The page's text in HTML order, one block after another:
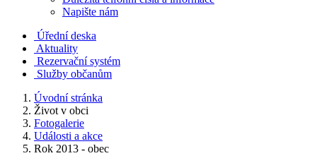
Napište nám
Úřední deska
Aktuality
Rezervační systém
Služby občanům
Úvodní stránka
Život v obci
Fotogalerie
Události a akce
Rok 2013 - obec